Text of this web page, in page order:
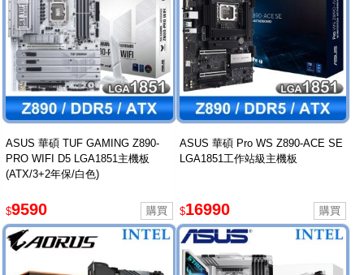
ASUS 華碩 TUF GAMING Z890-
PRO WIFI D5 LGA1851主機板
(ATX/3+2年保/白色)
$9590
ASUS 華碩 Pro WS Z890-ACE SE
LGA1851工作站級主機板
$16990